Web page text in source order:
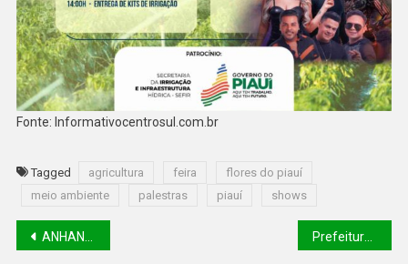
Fonte: Informativocentrosul.com.br
Tagged agricultura feira
flores do piauí
meio ambiente
palestras piauí shows
ANHANGUERA ENCONTRO PRESENCIAL